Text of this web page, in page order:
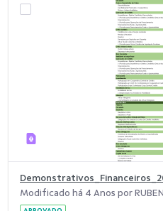
Modificado há 4 Anos por